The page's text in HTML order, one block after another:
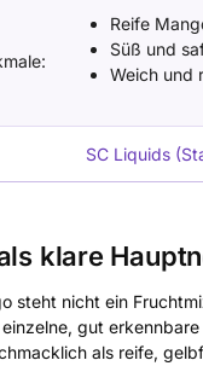
Reife
Süß und
Weich und
SC Liquids
klare
steht nicht ein
gut
als reife,